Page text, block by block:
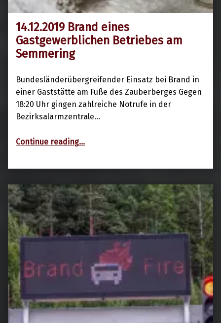
14.12.2019 Brand eines
Gastgewerblichen Betriebes am
Semmering
Bundesländerübergreifender Einsatz bei Brand in
einer Gaststätte am Fuße des Zauberberges Gegen
18:20 Uhr gingen zahlreiche Notrufe in der
Bezirksalarmzentrale…
Continue reading“14.12.2019 Brand eines Gastgewerblichen Betriebes am Semmering”
…
15. Dezember 2019